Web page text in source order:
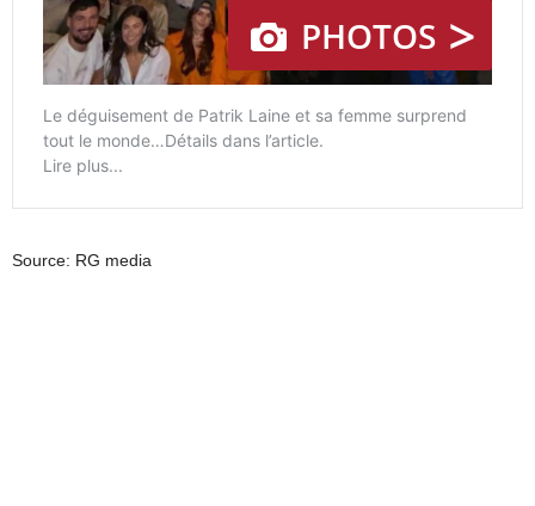
Source: RG media